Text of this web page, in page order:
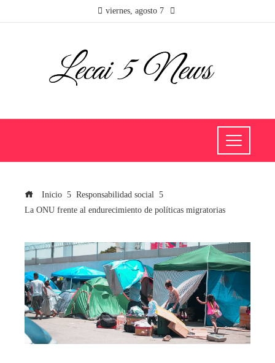
viernes, agosto 7
Inicio
Responsabilidad social
La ONU frente al endurecimiento de políticas migratorias